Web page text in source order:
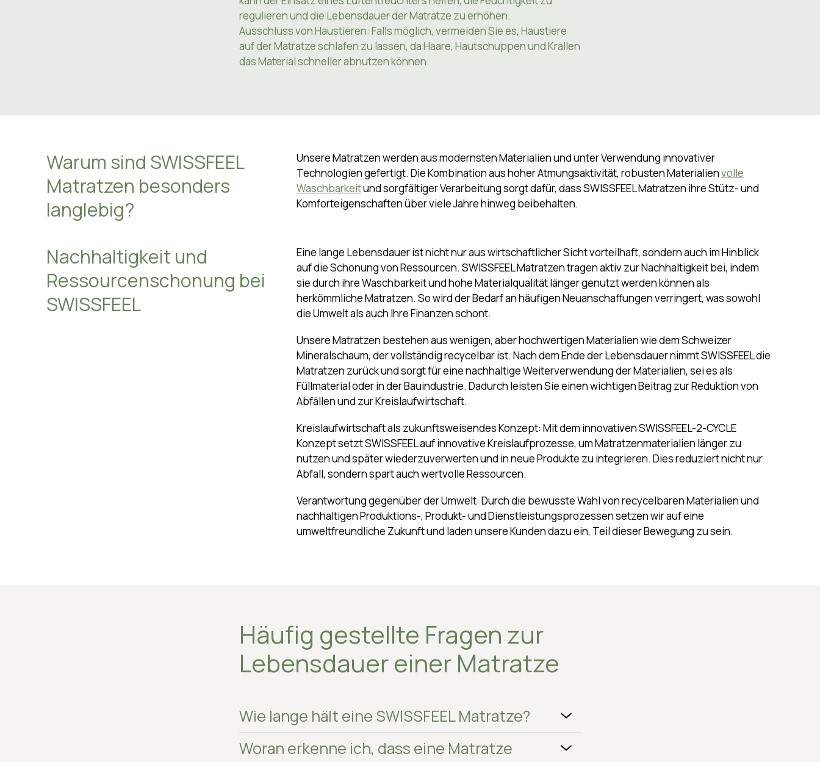
Vermeidung von Feuchtigkeit: Falls Sie in einem feuchten Klima leben,
kann der Einsatz eines Luftentfeuchters helfen, die Feuchtigkeit zu
regulieren und die Lebensdauer der Matratze zu erhöhen.
Ausschluss von Haustieren: Falls möglich, vermeiden Sie es, Haustiere
auf der Matratze schlafen zu lassen, da Haare, Hautschuppen und Krallen
Warum sind SWISSFEEL
Matratzen besonders
Unsere Matratzen werden aus modernsten Materialien und unter Verwendung innovativer
Technologien gefertigt. Die Kombination aus hoher Atmungsaktivität, robusten Materialienvolle
Waschbarkeitund sorgfältiger Verarbeitung sorgt dafür, dass SWISSFEEL Matratzen ihre Stütz- und
Nachhaltigkeit und
Ressourcenschonung bei
Eine lange Lebensdauer ist nicht nur aus wirtschaftlicher Sicht vorteilhaft, sondern auch im Hinblick
auf die Schonung von Ressourcen. SWISSFEEL Matratzen tragen aktiv zur Nachhaltigkeit bei, indem
sie durch ihre Waschbarkeit und hohe Materialqualität länger genutzt werden können als
herkömmliche Matratzen. So wird der Bedarf an häufigen Neuanschaffungen verringert, was sowohl
die Umwelt als auch Ihre Finanzen schont.
Unsere Matratzen bestehen aus wenigen, aber hochwertigen Materialien wie dem Schweizer
Mineralschaum, der vollständig recycelbar ist. Nach dem Ende der Lebensdauer nimmt SWISSFEEL die
Matratzen zurück und sorgt für eine nachhaltige Weiterverwendung der Materialien, sei es als
Füllmaterial oder in der Bauindustrie. Dadurch leisten Sie einen wichtigen Beitrag zur Reduktion von
Abfällen und zur Kreislaufwirtschaft.
Kreislaufwirtschaft als zukunftsweisendes Konzept: Mit dem innovativen SWISSFEEL-2-CYCLE
Konzept setzt SWISSFEEL auf innovative Kreislaufprozesse, um Matratzenmaterialien länger zu
nutzen und später wiederzuverwerten und in neue Produkte zu integrieren. Dies reduziert nicht nur
Abfall, sondern spart auch wertvolle Ressourcen.
Verantwortung gegenüber der Umwelt: Durch die bewusste Wahl von recycelbaren Materialien und
nachhaltigen Produktions-, Produkt- und Dienstleistungsprozessen setzen wir auf eine
Häufig gestellte Fragen zur
Wie lange hält eine SWISSFEEL Matratze?